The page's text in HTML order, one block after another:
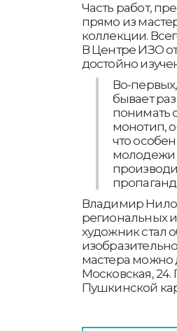
Часть работ,
прямо из
коллекции.
В Центре ИЗО
достойно
Во-
бывает
понимать
монотип,
что
молодежи
Владимир
региональных
художник стал
мастера можно
Московская,
Пушкинской